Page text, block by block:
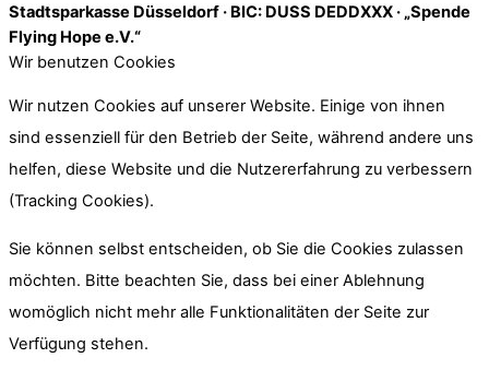
Stadtsparkasse Düsseldorf · BIC: DUSS DEDDXXX · „Spende
Flying Hope e.V.“
Wir benutzen Cookies
Wir nutzen Cookies auf unserer Website. Einige von ihnen
sind essenziell für den Betrieb der Seite, während andere uns
helfen, diese Website und die Nutzererfahrung zu verbessern
(Tracking Cookies).
Sie können selbst entscheiden, ob Sie die Cookies zulassen
möchten. Bitte beachten Sie, dass bei einer Ablehnung
womöglich nicht mehr alle Funktionalitäten der Seite zur
Verfügung stehen.